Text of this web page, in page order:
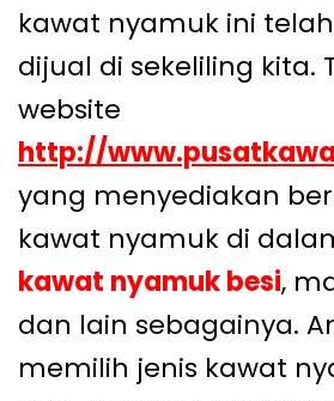
kawat nyamuk ini
dijual di sekeliling kita.
website
http://
yang menyediakan
kawat nyamuk di
kawat nyamuk besi,
dan lain sebagainya.
memilih jenis kawat